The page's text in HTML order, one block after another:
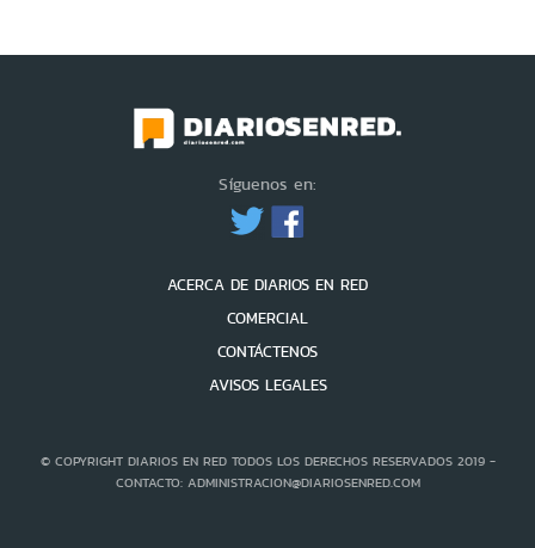
Síguenos en:
ACERCA DE DIARIOS EN RED
COMERCIAL
CONTÁCTENOS
AVISOS LEGALES
© COPYRIGHT DIARIOS EN RED TODOS LOS DERECHOS RESERVADOS 2019 -
CONTACTO: ADMINISTRACION@DIARIOSENRED.COM